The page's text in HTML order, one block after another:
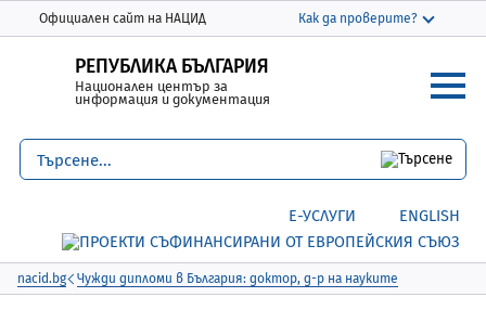
Моля,
обърнете
внимание:
включва
система
THIS SITE IN ENGLISH
Официален сайт на НАЦИД Как да проверите?
Домейнът nacid.bg принадлежи на
Националния център за информация и
Защитените уебсайтове използват HTTPS
се свързали безопасно с уебсайта nacid.bg
Споделяйте чувствителна информация
само на официални, защитени уебсайтове.
РЕПУБЛИКА БЪЛГАРИЯ
Национален център за
информация и документация
Е-УСЛУГИ ENGLISH
nacid.bg Чужди дипломи в България: доктор, д-р на науките